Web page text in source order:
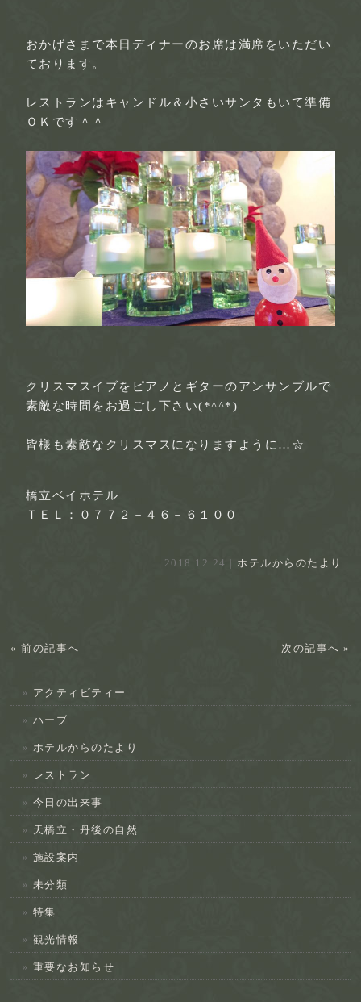
おかげさまで本日ディナーのお席は満席をいただい
ております。
レストランはキャンドル＆小さいサンタもいて準備
ＯＫです＾＾
クリスマスイブをピアノとギターのアンサンブルで
素敵な時間をお過ごし下さい(*^^*)
皆様も素敵なクリスマスになりますように…☆
橋立ベイホテル
ＴＥＬ：０７７２－４６－６１００
2018.12.24 | ホテルからのたより
« 前の記事へ 次の記事へ »
アクティビティー
ハーブ
ホテルからのたより
レストラン
今日の出来事
天橋立・丹後の自然
施設案内
未分類
特集
観光情報
重要なお知らせ